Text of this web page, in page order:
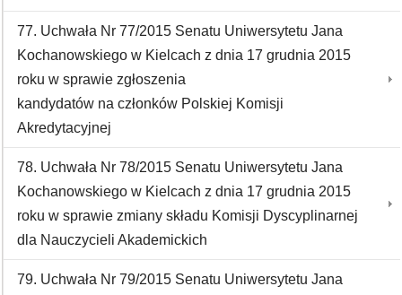
77. Uchwała Nr 77/2015 Senatu Uniwersytetu Jana
Kochanowskiego w Kielcach z dnia 17 grudnia 2015
roku w sprawie zgłoszenia
kandydatów na członków Polskiej Komisji
Akredytacyjnej
78. Uchwała Nr 78/2015 Senatu Uniwersytetu Jana
Kochanowskiego w Kielcach z dnia 17 grudnia 2015
roku w sprawie zmiany składu Komisji Dyscyplinarnej
dla Nauczycieli Akademickich
79. Uchwała Nr 79/2015 Senatu Uniwersytetu Jana